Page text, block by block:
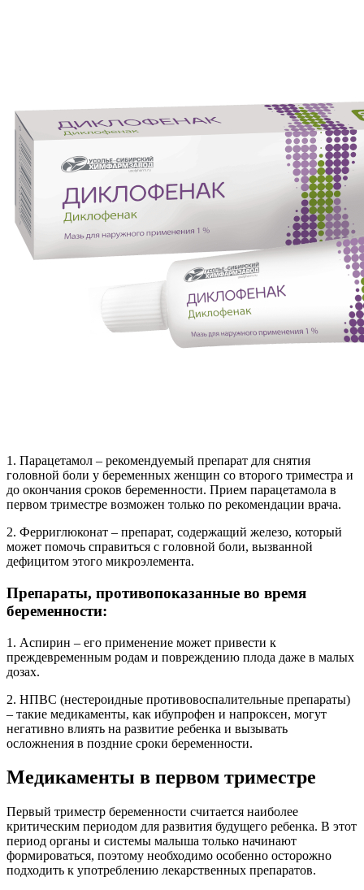
1. Парацетамол – рекомендуемый препарат для снятия
головной боли у беременных женщин со второго триместра и
до окончания сроков беременности. Прием парацетамола в
первом триместре возможен только по рекомендации врача.
2. Ферриглюконат – препарат, содержащий железо, который
может помочь справиться с головной боли, вызванной
дефицитом этого микроэлемента.
Препараты, противопоказанные во время
беременности:
1. Аспирин – его применение может привести к
преждевременным родам и повреждению плода даже в малых
дозах.
2. НПВС (нестероидные противовоспалительные препараты)
– такие медикаменты, как ибупрофен и напроксен, могут
негативно влиять на развитие ребенка и вызывать
осложнения в поздние сроки беременности.
Медикаменты в первом триместре
Первый триместр беременности считается наиболее
критическим периодом для развития будущего ребенка. В этот
период органы и системы малыша только начинают
формироваться, поэтому необходимо особенно осторожно
подходить к употреблению лекарственных препаратов.